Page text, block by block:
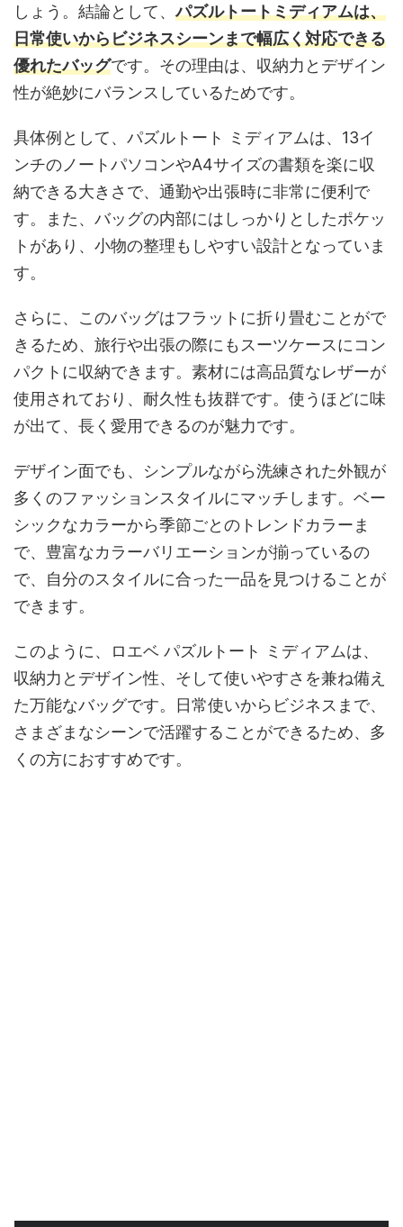
しょう。結論として、パズルトートミディアムは、
日常使いからビジネスシーンまで幅広く対応できる
優れたバッグです。その理由は、収納力とデザイン
性が絶妙にバランスしているためです。
具体例として、パズルトート ミディアムは、13イ
ンチのノートパソコンやA4サイズの書類を楽に収
納できる大きさで、通勤や出張時に非常に便利で
す。また、バッグの内部にはしっかりとしたポケッ
トがあり、小物の整理もしやすい設計となっていま
す。
さらに、このバッグはフラットに折り畳むことがで
きるため、旅行や出張の際にもスーツケースにコン
パクトに収納できます。素材には高品質なレザーが
使用されており、耐久性も抜群です。使うほどに味
が出て、長く愛用できるのが魅力です。
デザイン面でも、シンプルながら洗練された外観が
多くのファッションスタイルにマッチします。ベー
シックなカラーから季節ごとのトレンドカラーま
で、豊富なカラーバリエーションが揃っているの
で、自分のスタイルに合った一品を見つけることが
できます。
このように、ロエベ パズルトート ミディアムは、
収納力とデザイン性、そして使いやすさを兼ね備え
た万能なバッグです。日常使いからビジネスまで、
さまざまなシーンで活躍することができるため、多
くの方におすすめです。